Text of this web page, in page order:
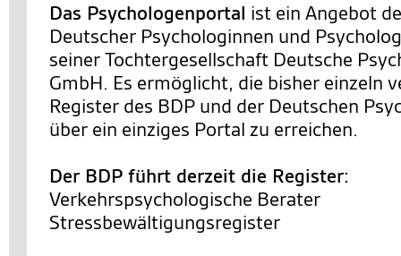
Das Psychologenportal ist ein Angebot
Deutscher Psychologinnen und
seiner Tochtergesellschaft Deutsche
GmbH. Es ermöglicht, die bisher einzeln
Register des BDP und der Deutschen
über ein einziges Portal zu erreichen.
Der BDP führt derzeit die Register:
Verkehrspsychologische Berater
Stressbewältigungsregister